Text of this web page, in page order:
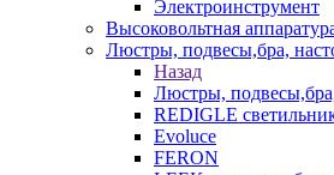
Электроинструмент
Высоковольтная
Люстры, подвесы,бра,
Назад
Люстры,
REDIGLE
Evoluce
FERON